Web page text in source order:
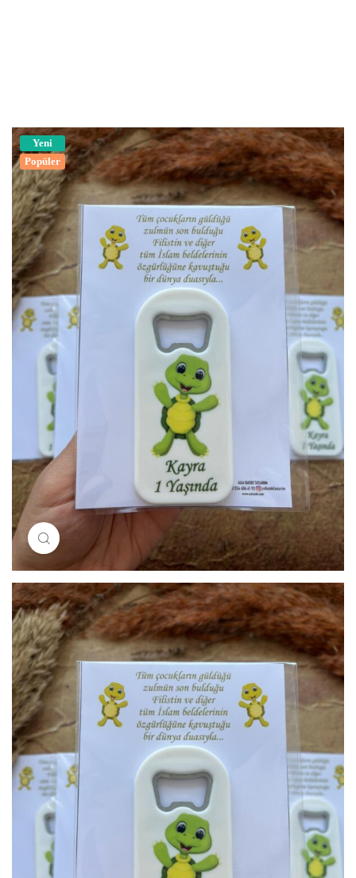
Yeni
Popüler
Resimi büyütmek için tıklayın